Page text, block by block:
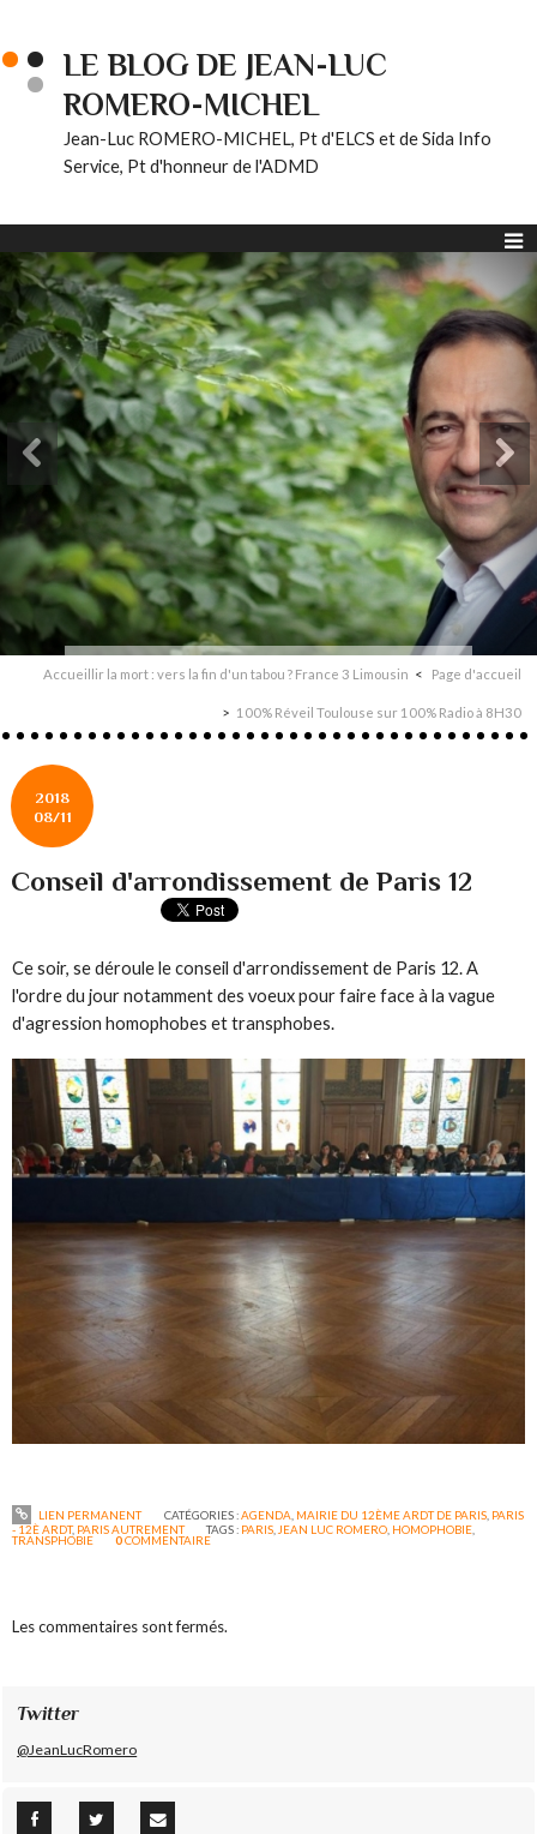
LE BLOG DE JEAN-LUC
ROMERO-MICHEL
Jean-Luc ROMERO-MICHEL, Pt d'ELCS et de Sida Info
Service, Pt d'honneur de l'ADMD
Accueillir la mort : vers la fin d'un tabou ? France 3 Limousin Page d'accueil
100% Réveil Toulouse sur 100% Radio à 8H30
2018
08/11
Conseil d'arrondissement de Paris 12
Ce soir, se déroule le conseil d'arrondissement de Paris 12. A
l'ordre du jour notamment des voeux pour faire face à la vague
d'agression homophobes et transphobes.
LIEN PERMANENT CATÉGORIES :AGENDA MAIRIE DU 12ÈME ARDT DE PARIS, PARIS
- 12È ARDT, PARIS AUTREMENT TAGS : PARIS JEAN LUC ROMERO HOMOPHOBIE
TRANSPHOBIE 0COMMENTAIRE
Les commentaires sont fermés.
Twitter
@JeanLucRomero